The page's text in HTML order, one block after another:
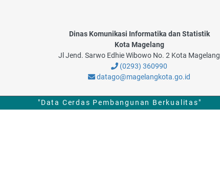
Dinas Komunikasi Informatika dan Statistik
Kota Magelang
Jl Jend. Sarwo Edhie Wibowo No. 2 Kota Magelang
(0293) 360990
datago@magelangkota.go.id
"Data Cerdas Pembangunan Berkualitas"